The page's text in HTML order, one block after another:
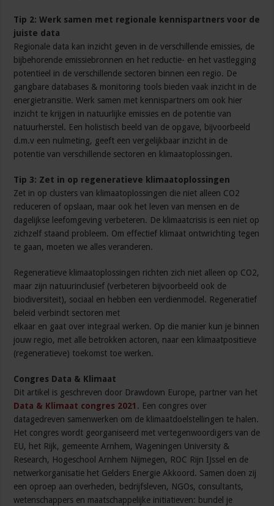
Tip 2: Werk samen met regionale kennispartners voor de
juiste data
Regionale data kan inzicht geven in de verschillende emissies, de
bijbehorende emissiebronnen en het reductie- en het vastlegging
potentieel in de verschillende sectoren binnen een regio. De
gangbare databases & monitoring tools bieden vaak inzicht in de
energietransitie. Werk samen met kennispartners om ook hier
inzicht te krijgen in natuurlijke emissies en de potentie van
natuurherstel. Een holistisch beeld van de opgave, bijvoorbeeld
d.m.v een nulmeting, geeft een vergelijkbaar inzicht in de
potentie van verschillende sectoren en klimaatoplossingen.
Tip 3: Zet in op regeneratieve klimaatoplossingen
Zet in op clusters van klimaatoplossingen die niet alleen CO2
reduceren of opslaan, maar ook het leven van mensen en de
dagelijkse leefomgeving verbeteren. De klimaatcrisis is een niet op
zichzelf staand probleem. Om effectief klimaat ontwrichting tegen
te gaan, moeten we alles veranderen.
Regeneratieve klimaatoplossingen richten zich niet alleen op CO2,
maar zijn natuurinclusief (verbeteren bijvoorbeeld ook de
biodiversiteit), sociaal en hebben een verdienmodel. Regeneratief
beleid verbindt sectoren met
elkaar en gaat over integraal werken. Op die manier kun je binnen
jouw regio, met alle betrokken actoren, naar een klimaatpositieve
(regeneratieve) toekomst toe werken.
Congres Data & Klimaat
Dit artikel is geschreven door Drawdown Europe, partner van het
Data & Klimaat congres 2021 . Een congres over
datagedreven samenwerken om de klimaatdoelstellingen te halen.
Het congres wordt georganiseerd met vertegenwoordigers van de
EU, het Rijk, gemeente Arnhem, Wageningen University &
Research, Hogeschool Arnhem Nijmegen, ROC Rijn IJssel en de
netwerkorganisatie het Gelders Energie Akkoord. Samen doen zij
een oproep aan overheden, bedrijfsleven, NGOs, consultants,
wetenschappers en maatschappelijke initiatieven: bundel je